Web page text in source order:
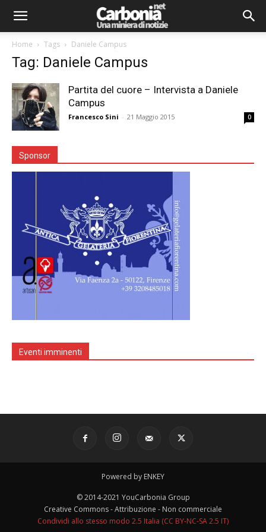
Home Tags Daniele Campus
Tag: Daniele Campus
Partita del cuore – Intervista a Daniele
Campus
Francesco Sini - 21 Maggio 2015 0
Sponsor
Eventi imminenti
Powered by ENKEY
© 2014-2021 YouCarbonia Group
Creative Commons - Attribuzione - Non commerciale
Condividi allo stesso modo 2.5 Italia (CC BY-NC-SA 2.5 IT)